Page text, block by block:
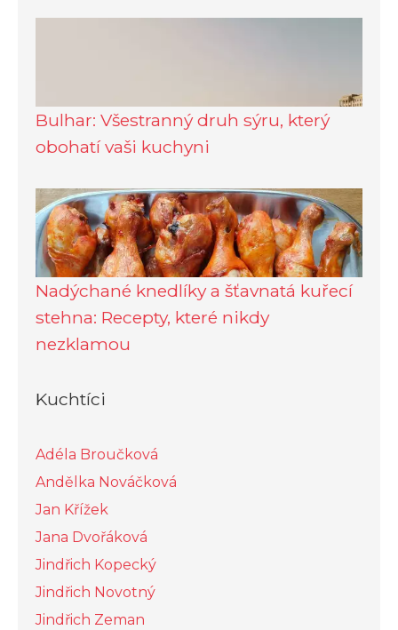
Bulhar: Všestranný druh sýru, který
obohatí vaši kuchyni
Nadýchané knedlíky a šťavnatá kuřecí
stehna: Recepty, které nikdy
nezklamou
Kuchtíci
Adéla Broučková
Andělka Nováčková
Jan Křížek
Jana Dvořáková
Jindřich Kopecký
Jindřich Novotný
Jindřich Zeman